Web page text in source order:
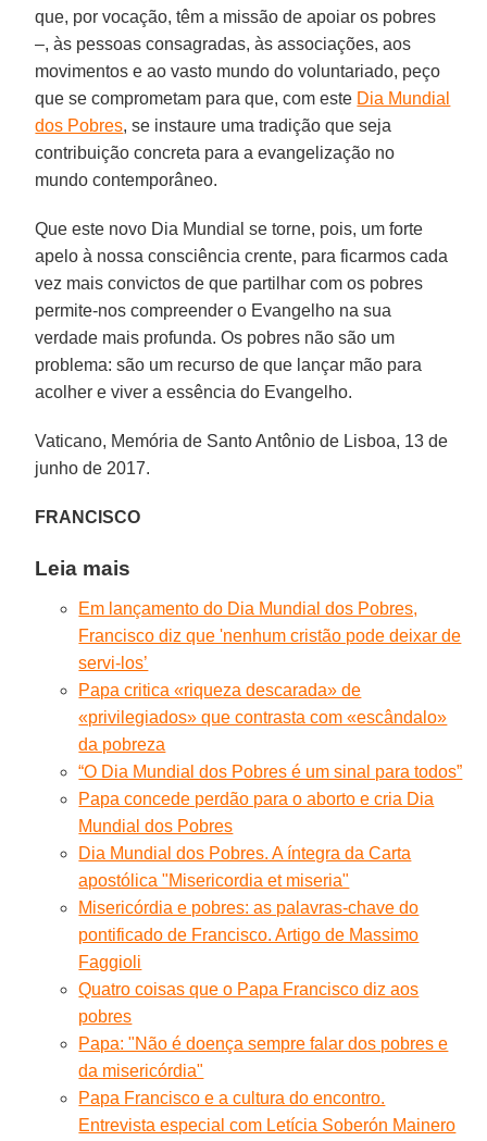
que, por vocação, têm a missão de apoiar os pobres
–, às pessoas consagradas, às associações, aos
movimentos e ao vasto mundo do voluntariado, peço
que se comprometam para que, com este Dia Mundial
dos Pobres, se instaure uma tradição que seja
contribuição concreta para a evangelização no
mundo contemporâneo.
Que este novo Dia Mundial se torne, pois, um forte
apelo à nossa consciência crente, para ficarmos cada
vez mais convictos de que partilhar com os pobres
permite-nos compreender o Evangelho na sua
verdade mais profunda. Os pobres não são um
problema: são um recurso de que lançar mão para
acolher e viver a essência do Evangelho.
Vaticano, Memória de Santo Antônio de Lisboa, 13 de
junho de 2017.
FRANCISCO
Leia mais
Em lançamento do Dia Mundial dos Pobres,
Francisco diz que 'nenhum cristão pode deixar de
servi-los’
Papa critica «riqueza descarada» de
«privilegiados» que contrasta com «escândalo»
da pobreza
“O Dia Mundial dos Pobres é um sinal para todos”
Papa concede perdão para o aborto e cria Dia
Mundial dos Pobres
Dia Mundial dos Pobres. A íntegra da Carta
apostólica "Misericordia et miseria"
Misericórdia e pobres: as palavras-chave do
pontificado de Francisco. Artigo de Massimo
Faggioli
Quatro coisas que o Papa Francisco diz aos
pobres
Papa: "Não é doença sempre falar dos pobres e
da misericórdia"
Papa Francisco e a cultura do encontro.
Entrevista especial com Letícia Soberón Mainero